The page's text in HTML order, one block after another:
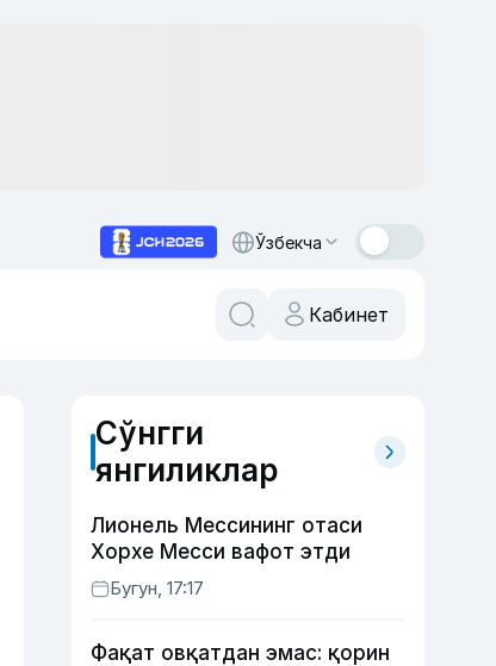
Ўзбекча
Кабинет
Сўнгги
янгиликлар
Лионель Мессининг отаси
Хорхе Месси вафот этди
Бугун, 17:17
Фақат овқатдан эмас: қорин